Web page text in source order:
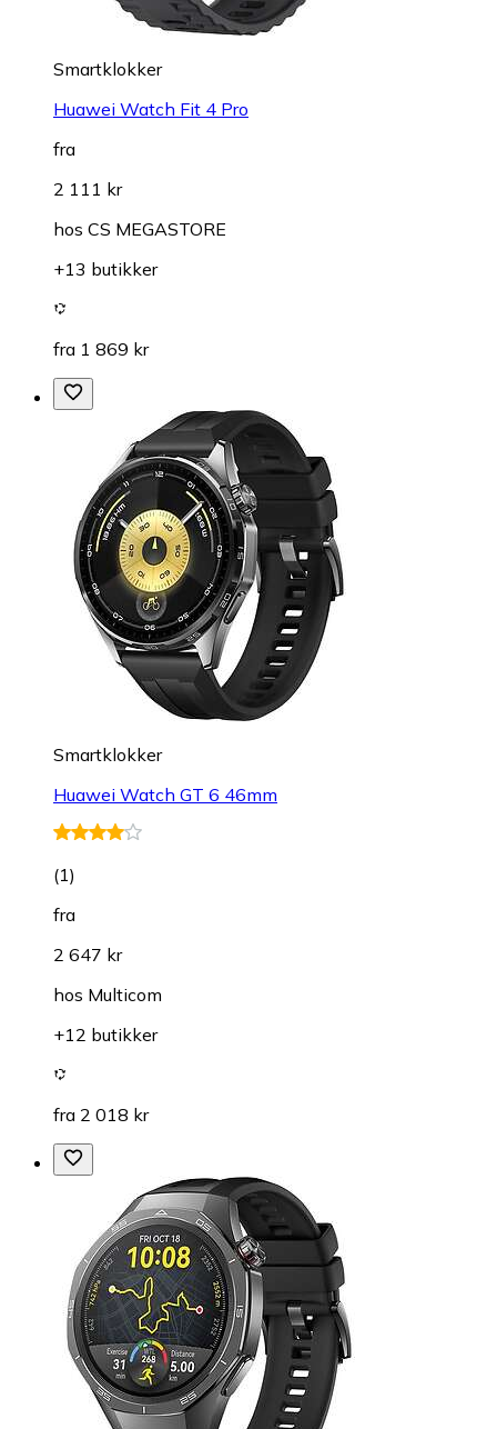
Smartklokker
Huawei Watch Fit 4 Pro
fra
2 111 kr
hos CS MEGASTORE
+13 butikker
fra 1 869 kr
Smartklokker
Huawei Watch GT 6 46mm
(1)
fra
2 647 kr
hos Multicom
+12 butikker
fra 2 018 kr